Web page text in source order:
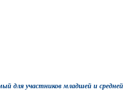
для участников младшей и средней